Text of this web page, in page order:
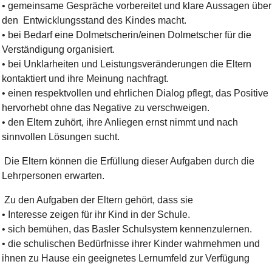
• gemeinsame Gespräche vorbereitet und klare Aussagen über
den Entwicklungsstand des Kindes macht.
• bei Bedarf eine Dolmetscherin/einen Dolmetscher für die
Verständigung organisiert.
• bei Unklarheiten und Leistungsveränderungen die Eltern
kontaktiert und ihre Meinung nachfragt.
• einen respektvollen und ehrlichen Dialog pflegt, das Positive
hervorhebt ohne das Negative zu verschweigen.
• den Eltern zuhört, ihre Anliegen ernst nimmt und nach
sinnvollen Lösungen sucht.
Die Eltern können die Erfüllung dieser Aufgaben durch die
Lehrpersonen erwarten.
Zu den Aufgaben der Eltern gehört, dass sie
• Interesse zeigen für ihr Kind in der Schule.
• sich bemühen, das Basler Schulsystem kennenzulernen.
• die schulischen Bedürfnisse ihrer Kinder wahrnehmen und
ihnen zu Hause ein geeignetes Lernumfeld zur Verfügung